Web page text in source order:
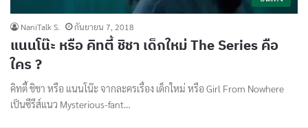
NaniTalk S. กันยายน 7, 2018
แนนโน๊ะ หรือ คิทตี้ ชิชา เด็กใหม่ The Series คือ
ใคร ?
คิทตี้ ชิชา หรือ แนนโน๊ะ จากละครเรื่อง เด็กใหม่ หรือ Girl From Nowhere
เป็นซีรีส์แนว Mysterious-fant…